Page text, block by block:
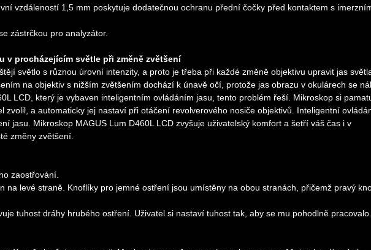
vzdáleností 1,5 mm poskytuje dodatečnou ochranu přední čočky před kontaktem s
zástrčkou pro analyzátor.
v procházejícím světle při změně zvětšení
světlo s různou úrovní intenzity, a proto je třeba při každé změně objektivu upravit jas
na objektiv s nižším zvětšením dochází k únavě očí, protože jas obrazu v okulárech se
LCD, který je vybaven inteligentním ovládáním jasu, tento problém řeší. Mikroskop si
zvolil, a automaticky jej nastaví při otáčení revolverového nosiče objektivů. Inteligentní
jasu. Mikroskop MAGUS Lum D460L LCD zvyšuje uživatelský komfort a šetří váš čas i v
změny zvětšení.
zaostřování.
na levé straně. Knoflíky pro jemné ostření jsou umístěny na obou stranách, přičemž pravý
tuhost dráhy hrubého ostření. Uživatel si nastaví tuhost tak, aby se mu pohodlně pracovalo.